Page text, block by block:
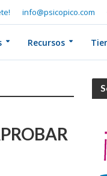
info@psicopico.com
Recursos